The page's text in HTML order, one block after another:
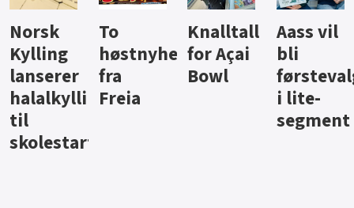
Knalltall
for Açai
Bowl
Aass vil
bli
førstevalg
i lite-
Brus og
jus fra
Berentsen
Hard
iste fra
Hansa